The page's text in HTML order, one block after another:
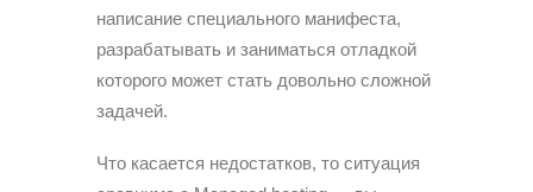
написание специального манифеста,
разрабатывать и заниматься отладкой
которого может стать довольно сложной
задачей.
Что касается недостатков, то ситуация